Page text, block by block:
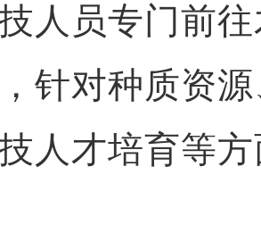
人员专门前
针对种质资
人才培育等